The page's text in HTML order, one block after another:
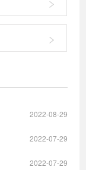
2022-08-29
2022-07-29
2022-07-29